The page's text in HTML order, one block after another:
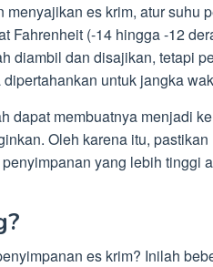
es krim, atur suhu
Fahrenheit (-14 hingga -12
diambil dan disajikan, tetapi
untuk jangka
dapat membuatnya menjadi
Oleh karena itu,
yang lebih tinggi
es krim? Inilah